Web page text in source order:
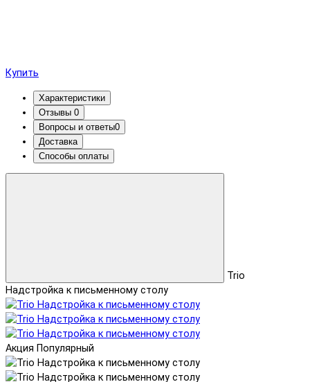
Купить
Характеристики
Отзывы 0
Вопросы и ответы0
Доставка
Способы оплаты
Trio
Надстройка к письменному столу
Акция Популярный